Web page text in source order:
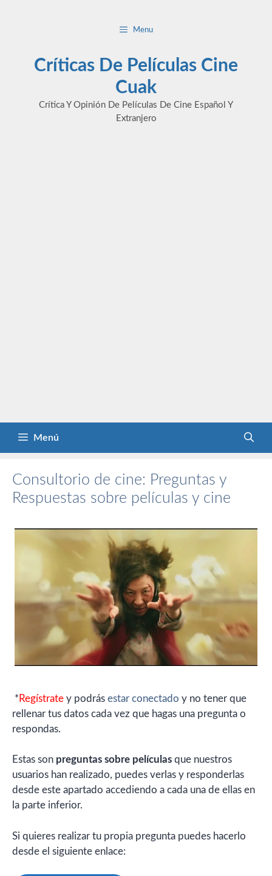
Menu
Críticas De Películas Cine
Cuak
Crítica Y Opinión De Películas De Cine Español Y
Extranjero
Menú
Consultorio de cine: Preguntas y
Respuestas sobre películas y cine
* Regístrate y podrás estar conectado y no tener que
rellenar tus datos cada vez que hagas una pregunta o
respondas.
Estas son preguntas sobre películas que nuestros
usuarios han realizado, puedes verlas y responderlas
desde este apartado accediendo a cada una de ellas en
la parte inferior.
Si quieres realizar tu propia pregunta puedes hacerlo
desde el siguiente enlace: